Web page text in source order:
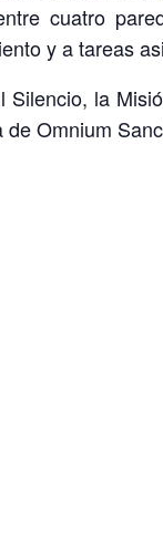
cuatro
y a tareas
la
Omnium